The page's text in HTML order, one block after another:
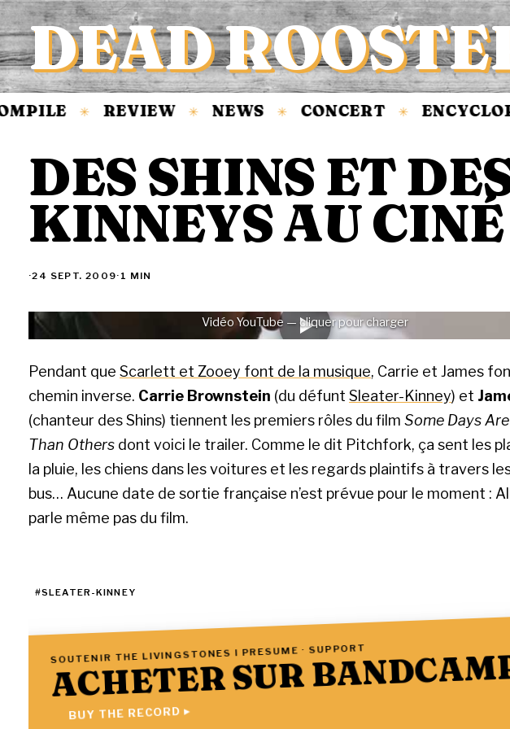
DEAD
REVIEW NEWS CONCERT
DES SHINS ET
KINNEYS AU CINÉ
·24 SEPT. 2009· 1 MIN
Vidéo YouTube — cliquer pour charger
Pendant que Scarlett et Zooey font de la musique, Carrie et James
chemin inverse. Carrie Brownstein (du défunt Sleater-Kinney) et
(chanteur des Shins) tiennent les premiers rôles du film Some Days
Than Others dont voici le trailer. Comme le dit Pitchfork, ça sent les
la pluie, les chiens dans les voitures et les regards plaintifs à travers
bus… Aucune date de sortie française n’est prévue pour le moment :
parle même pas du film.
#SLEATER-KINNEY
SOUTENIR THE LIVINGSTONES I PRESUME · SUPPORT
ACHETER SUR
BUY THE RECORD ▸